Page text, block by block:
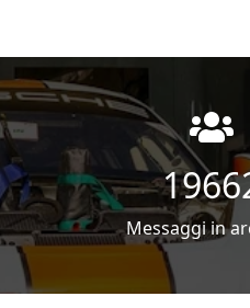
Messaggi in